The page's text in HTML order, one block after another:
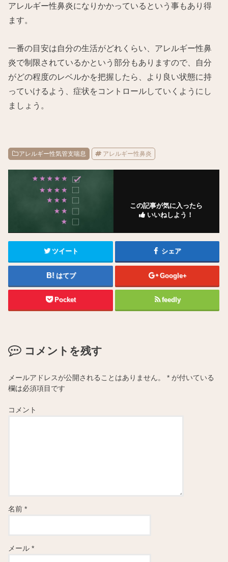
アレルギー性鼻炎になりかかっているという事もあり得
ます。
一番の目安は自分の生活がどれくらい、アレルギー性鼻
炎で制限されているかという部分もありますので、自分
がどの程度のレベルかを把握したら、より良い状態に持
っていけるよう、症状をコントロールしていくようにし
ましょう。
アレルギー性気管支喘息 アレルギー性鼻炎
この記事が気に入ったら
いいねしよう！
ツイート シェア
はてブ Google+
Pocket feedly
コメントを残す
メールアドレスが公開されることはありません。 * が付いている
欄は必須項目です
コメント
名前*
メール*